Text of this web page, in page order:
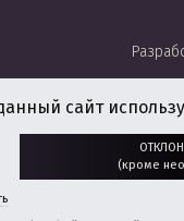
сайт
(кроме